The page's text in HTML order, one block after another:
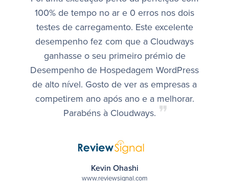
100% de tempo no ar e 0 erros nos dois
testes de carregamento. Este excelente
desempenho fez com que a Cloudways
ganhasse o seu primeiro prémio de
Desempenho de Hospedagem WordPress
de alto nível. Gosto de ver as empresas a
competirem ano após ano e a melhorar.
Parabéns à Cloudways. ❞
Kevin Ohashi
www.reviewsignal.com